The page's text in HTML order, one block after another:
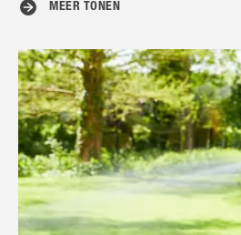
MEER TONEN